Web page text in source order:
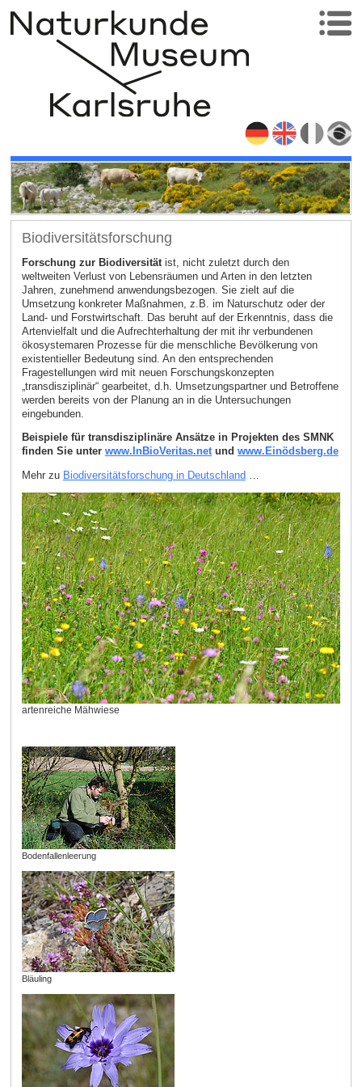
Biodiversitätsforschung
Forschung zur Biodiversitätist, nicht zuletzt durch den
weltweiten Verlust von Lebensräumen und Arten in den letzten
Jahren, zunehmend anwendungsbezogen. Sie zielt auf die
Umsetzung konkreter Maßnahmen, z.B. im Naturschutz oder der
Land- und Forstwirtschaft. Das beruht auf der Erkenntnis, dass die
Artenvielfalt und die Aufrechterhaltung der mit ihr verbundenen
ökosystemaren Prozesse für die menschliche Bevölkerung von
existentieller Bedeutung sind. An den entsprechenden
Fragestellungen wird mit neuen Forschungskonzepten
„transdisziplinär“ gearbeitet, d.h. Umsetzungspartner und Betroffene
werden bereits von der Planung an in die Untersuchungen
eingebunden.
Beispiele für transdisziplinäre Ansätze in Projekten des SMNK
finden Sie unter www.InBioVeritas.netund www.Einödsberg.de
Mehr zu Biodiversitätsforschung in Deutschland …
artenreiche Mähwiese
Bodenfallenleerung
Bläuling